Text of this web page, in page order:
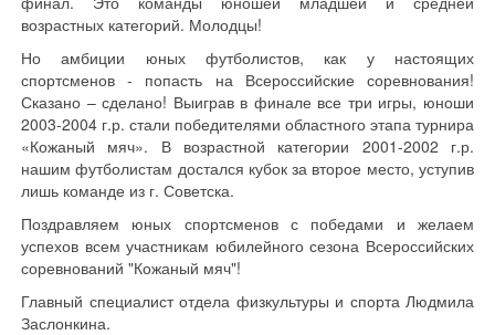
возрастных категорий. Молодцы!
Но амбиции юных футболистов, как у настоящих
спортсменов - попасть на Всероссийские соревнования!
Сказано – сделано! Выиграв в финале все три игры, юноши
2003-2004 г.р. стали победителями областного этапа турнира
«Кожаный мяч». В возрастной категории 2001-2002 г.р.
нашим футболистам достался кубок за второе место, уступив
лишь команде из г. Советска.
Поздравляем юных спортсменов с победами и желаем
успехов всем участникам юбилейного сезона Всероссийских
соревнований "Кожаный мяч"!
Главный специалист отдела физкультуры и спорта Людмила
Заслонкина.